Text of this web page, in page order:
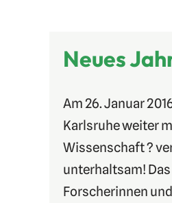
Neues
Am 26. Januar
Karlsruhe weiter
Wissenschaft ?
unterhaltsam!
Forscherinnen